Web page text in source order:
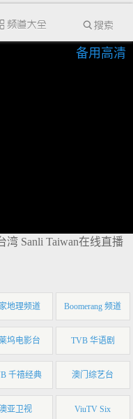
备用高清
湾 Sanli Taiwan在线直播
地理频道 Boomerang 频道
坞电影台 TVB 华语剧
千禧经典 澳门综艺台
亚卫视 ViuTV Six